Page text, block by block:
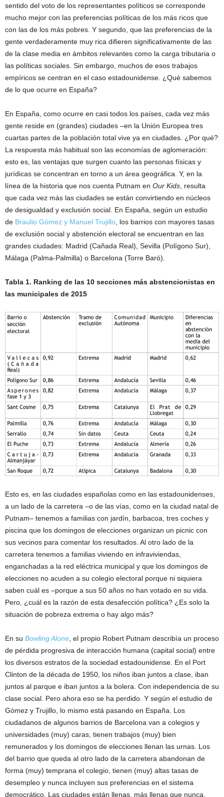
sentido del voto de los representantes políticos se corresponde
mucho mejor con las preferencias políticas de los más ricos que
con las de los más pobres. Y segundo, que las preferencias de la
gente verdaderamente muy rica difieren significativamente de las
de la clase media en ámbitos relevantes como la carga tributaria o
las políticas sociales. Sin embargo, muchos de esos trabajos
empíricos se centran en el caso estadounidense. ¿Qué sabemos
de lo que ocurre en España?
En España, como ocurre en casi todos los países, cada vez más
gente reside en (grandes) ciudades –en la Unión Europea tres
cuartas partes de la población total vive ya en ciudades. ¿Por qué?
La respuesta más habitual son las economías de aglomeración:
esto es, las ventajas que surgen cuanto las personas físicas y
jurídicas se concentran en torno a un área geográfica. Y, en la
línea de la historia que nos cuenta Putnam en Our Kids , resulta
que cada vez más las ciudades se están convirtiendo en núcleos
de desigualdad y exclusión social. En España, según un estudio
de Braulio Gómez y Manuel Trujillo , los barrios con mayores tasas
de exclusión social y abstención electoral se encuentran en las
grandes ciudades: Madrid (Cañada Real), Sevilla (Polígono Sur),
Málaga (Palma-Palmilla) o Barcelona (Torre Baró).
Tabla 1. Ranking de las 10 secciones más abstencionistas en
las municipales de 2015
Esto es, en las ciudades españolas como en las estadounidenses,
a un lado de la carretera –o de las vías, como en la ciudad natal de
Putnam– tenemos a familias con jardín, barbacoa, tres coches y
piscina que los domingos de elecciones organizan un picnic con
sus vecinos para comentar los resultados. Al otro lado de la
carretera tenemos a familias viviendo en infraviviendas,
enganchadas a la red eléctrica municipal y que los domingos de
elecciones no acuden a su colegio electoral porque ni siquiera
saben cuál es –porque a sus 50 años no han votado en su vida.
Pero, ¿cuál es la razón de esta desafección política? ¿Es solo la
situación de pobreza extrema o hay algo más?
En su Bowling Alone , el propio Robert Putnam describía un proceso
de pérdida progresiva de interacción humana (capital social) entre
los diversos estratos de la sociedad estadounidense. En el Port
Clinton de la década de 1950, los niños iban juntos a clase, iban
juntos al parque e iban juntos a la bolera. Con independencia de su
clase social. Pero ahora eso se ha perdido. Y según el estudio de
Gómez y Trujillo, lo mismo está pasando en España. Los
ciudadanos de algunos barrios de Barcelona van a colegios y
universidades (muy) caras, tienen trabajos (muy) bien
remunerados y los domingos de elecciones llenan las urnas. Los
del barrio que queda al otro lado de la carretera abandonan de
forma (muy) temprana el colegio, tienen (muy) altas tasas de
desempleo y nunca incluyen sus preferencias en el sistema
democrático. Las ciudades están llenas, más llenas que nunca,